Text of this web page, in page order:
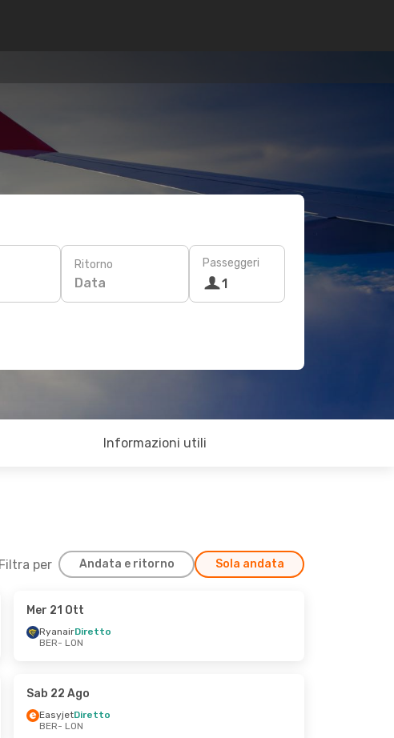
Ritorno
Data
Passeggeri
1
Informazioni utili
Filtra per Andata e ritorno Sola andata
Mer 21 Ott
RyanairDiretto
BER- LON
Sab 22 Ago
EasyjetDiretto
BER- LON